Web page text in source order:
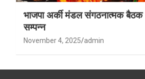
भाजपा अर्की मंडल संगठनात्मक बैठक
सम्पन्न
November 4, 2025 admin